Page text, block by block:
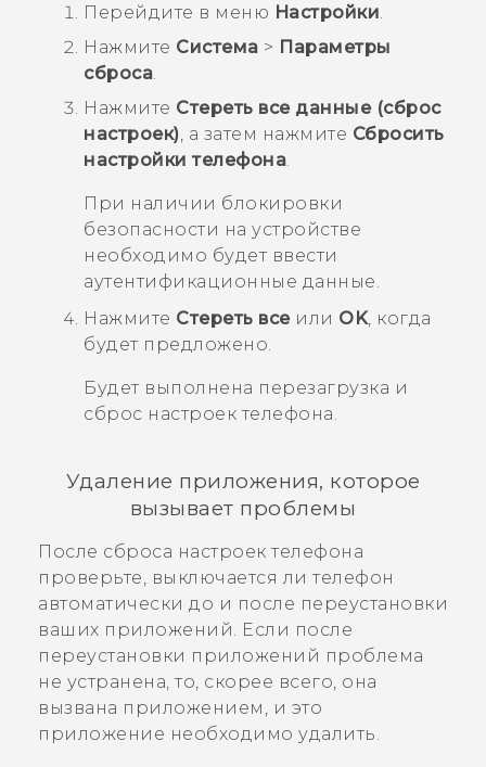
Перейдите в меню Настройки
Нажмите Система > Параметры
сброса
Нажмите Стереть все данные (сброс
настроек) , а затем нажмите Сбросить
настройки телефона
При наличии блокировки
безопасности на устройстве
необходимо будет ввести
аутентификационные данные.
Нажмите Стереть всеили OK, когда
будет предложено.
Будет выполнена перезагрузка и
сброс настроек телефона.
Удаление приложения, которое
вызывает проблемы
После сброса настроек телефона
проверьте, выключается ли телефон
автоматически до и после переустановки
ваших приложений. Если после
переустановки приложений проблема
не устранена, то, скорее всего, она
вызвана приложением, и это
приложение необходимо удалить.